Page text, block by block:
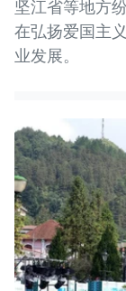
坚江省等地方
在弘扬爱国主
业发展。